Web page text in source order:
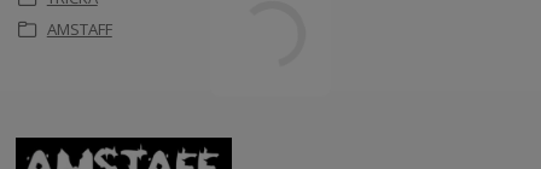
AMSTAFF